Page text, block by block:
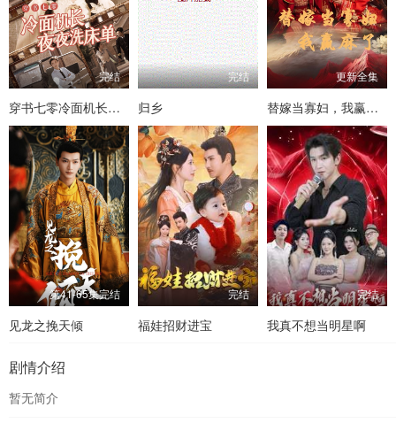
完结
穿书七零冷面机长夜夜洗床单
完结
归乡
更新全集
替嫁当寡妇，我赢麻了
第41-65集完结
见龙之挽天倾
完结
福娃招财进宝
完结
我真不想当明星啊
剧情介绍
暂无简介